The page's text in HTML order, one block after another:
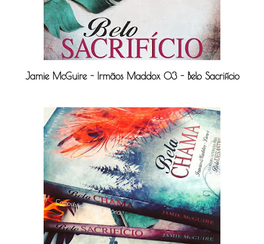
Jamie McGuire - Irmãos Maddox 03 - Belo Sacrifício